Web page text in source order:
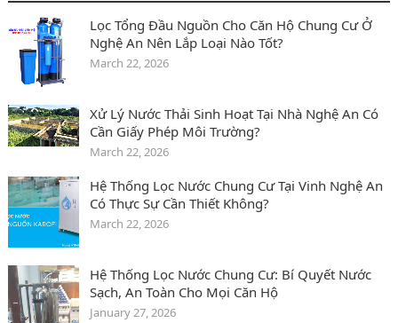
Lọc Tổng Đầu Nguồn Cho Căn Hộ Chung Cư Ở
Nghệ An Nên Lắp Loại Nào Tốt?
March 22, 2026
Xử Lý Nước Thải Sinh Hoạt Tại Nhà Nghệ An Có
Cần Giấy Phép Môi Trường?
March 22, 2026
Hệ Thống Lọc Nước Chung Cư Tại Vinh Nghệ An
Có Thực Sự Cần Thiết Không?
March 22, 2026
Hệ Thống Lọc Nước Chung Cư: Bí Quyết Nước
Sạch, An Toàn Cho Mọi Căn Hộ
January 27, 2026